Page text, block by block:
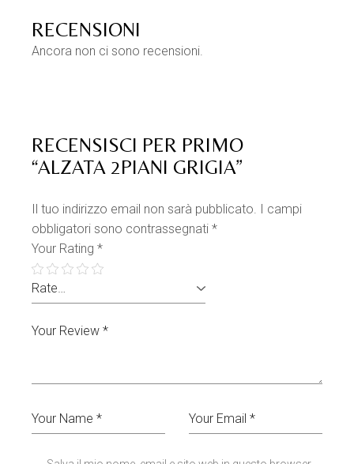
RECENSIONI
Ancora non ci sono recensioni.
RECENSISCI PER PRIMO
“ALZATA 2PIANI GRIGIA”
Il tuo indirizzo email non sarà pubblicato. I campi
obbligatori sono contrassegnati*
Your Rating*